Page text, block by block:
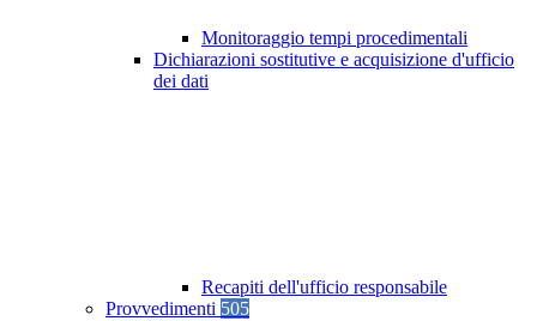
Monitoraggio tempi procedimentali
Dichiarazioni sostitutive e acquisizione d'ufficio
dei dati
Recapiti dell'ufficio responsabile
Provvedimenti 505